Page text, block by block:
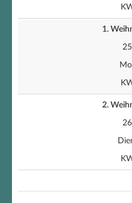
1.
2.